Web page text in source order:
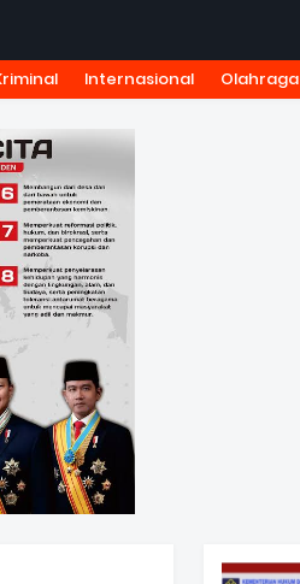
SIBER KODE ETIK
Internasional Olahraga